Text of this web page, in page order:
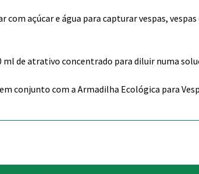
com açúcar e água para capturar vespas,
ml de atrativo concentrado para diluir numa
conjunto com a Armadilha Ecológica para